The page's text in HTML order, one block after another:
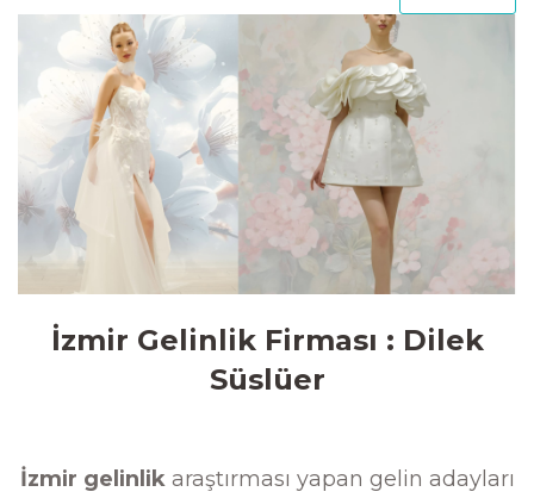
İzmir Gelinlik Firması : Dilek
Süslüer
İzmir gelinlikaraştırması yapan gelin adayları